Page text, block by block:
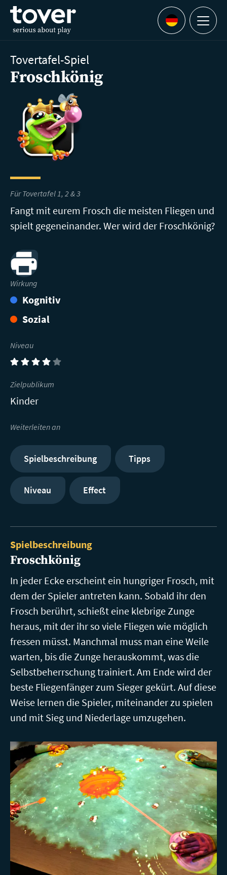
Zum Hauptinhalt springen
Languages
Menu
Tovertafel-Spiel
Froschkönig
Für Tovertafel 1, 2 & 3
Fangt mit eurem Frosch die meisten Fliegen und
spielt gegeneinander. Wer wird der Froschkönig?
Print
Wirkung
Kognitiv
Sozial
Niveau
(4)
Zielpublikum
Kinder
Weiterleiten an
Spielbeschreibung Tipps
Niveau Effect
Spielbeschreibung
Froschkönig
In jeder Ecke erscheint ein hungriger Frosch, mit
dem der Spieler antreten kann. Sobald ihr den
Frosch berührt, schießt eine klebrige Zunge
heraus, mit der ihr so viele Fliegen wie möglich
fressen müsst. Manchmal muss man eine Weile
warten, bis die Zunge herauskommt, was die
Selbstbeherrschung trainiert. Am Ende wird der
beste Fliegenfänger zum Sieger gekürt. Auf diese
Weise lernen die Spieler, miteinander zu spielen
und mit Sieg und Niederlage umzugehen.